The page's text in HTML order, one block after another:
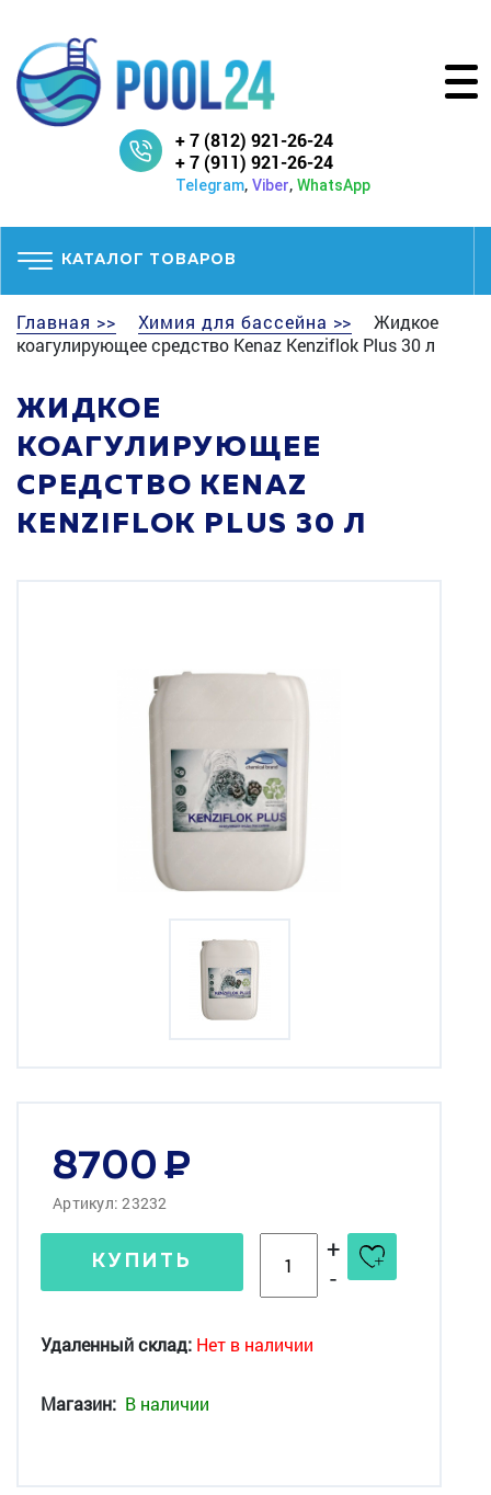
+ 7 (812) 921-26-24
+ 7 (911) 921-26-24
Telegram, Viber, WhatsApp
КАТАЛОГ ТОВАРОВ
Главная >> Химия для бассейна >>
Жидкое
коагулирующее средство Kenaz Kenziflok Plus 30 л
ЖИДКОЕ
КОАГУЛИРУЮЩЕЕ
СРЕДСТВО KENAZ
KENZIFLOK PLUS 30 Л
8700
Артикул: 23232
КУПИТЬ
+
-
Удаленный склад: Нет в наличии
Магазин: В наличии